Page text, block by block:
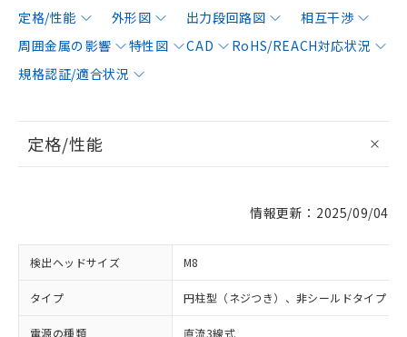
定格/性能 外形図 出力段回路図
相互干渉
周囲金属の影響
特性図 CAD
RoHS/REACH対応状況
規格認証/適合状況
定格/性能
情報更新：2025/09/04
検出ヘッドサイズ M8
タイプ 円柱型（ネジつき）、非シールドタイプ
電源の種類 直流3線式